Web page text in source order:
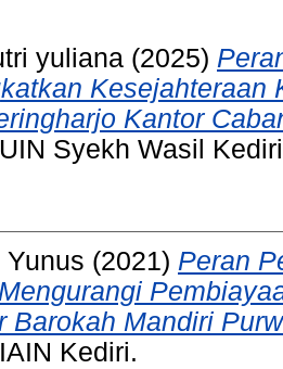
yuliana (2025)
Kesejahteraan
Kantor
Syekh Wasil
Yunus (2021) Peran
Barokah Mandiri
Kediri.